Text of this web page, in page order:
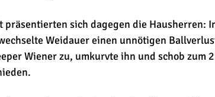
präsentierten sich dagegen die Hausherren:
Weidauer einen unnötigen
Wiener zu, umkurvte ihn und schob zum